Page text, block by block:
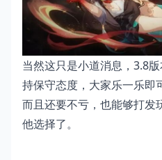
当然这只是小道消息，3.8
持保守态度，大家乐一乐即
而且还要不亏，也能够打发
他选择了。